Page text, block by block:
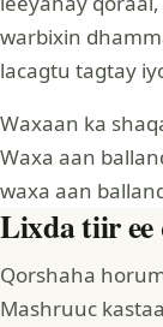
warbixin
lacagtu tagtay
Waxaan ka
Waxa aan
waxa aan
Lixda tiir ee
Qorshaha
Mashruuc